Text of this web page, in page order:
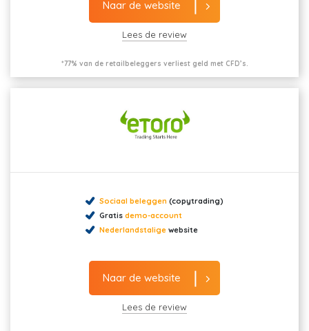
Naar de website
Lees de review
*77% van de retailbeleggers verliest geld met CFD’s.
Sociaal beleggen (copytrading)
Gratis demo-account
Nederlandstalige website
Naar de website
Lees de review